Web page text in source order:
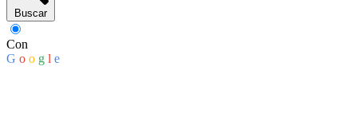
Buscar
Con
G o o g l e